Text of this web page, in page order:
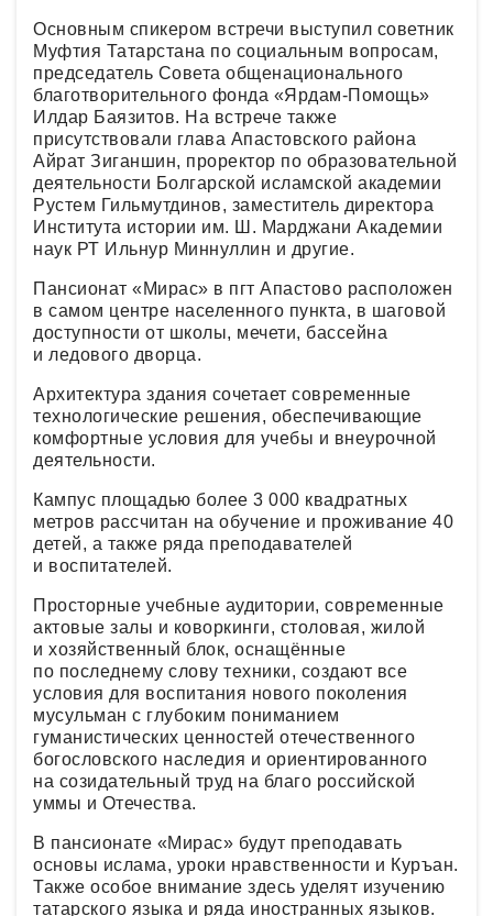
Основным спикером встречи выступил советник
Муфтия Татарстана по социальным вопросам,
председатель Совета общенационального
благотворительного фонда «Ярдам-Помощь»
Илдар Баязитов. На встрече также
присутствовали глава Апастовского района
Айрат Зиганшин, проректор по образовательной
деятельности Болгарской исламской академии
Рустем Гильмутдинов, заместитель директора
Института истории им. Ш. Марджани Академии
наук РТ Ильнур Миннуллин и другие.
Пансионат «Мирас» в пгт Апастово расположен
в самом центре населенного пункта, в шаговой
доступности от школы, мечети, бассейна
и ледового дворца.
Архитектура здания сочетает современные
технологические решения, обеспечивающие
комфортные условия для учебы и внеурочной
деятельности.
Кампус площадью более 3 000 квадратных
метров рассчитан на обучение и проживание 40
детей, а также ряда преподавателей
и воспитателей.
Просторные учебные аудитории, современные
актовые залы и коворкинги, столовая, жилой
и хозяйственный блок, оснащённые
по последнему слову техники, создают все
условия для воспитания нового поколения
мусульман с глубоким пониманием
гуманистических ценностей отечественного
богословского наследия и ориентированного
на созидательный труд на благо российской
уммы и Отечества.
В пансионате «Мирас» будут преподавать
основы ислама, уроки нравственности и Куръан.
Также особое внимание здесь уделят изучению
татарского языка и ряда иностранных языков.